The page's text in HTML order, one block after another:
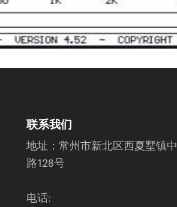
联系我们
地址： 常州市新北区西夏墅镇中
路128号
电话: